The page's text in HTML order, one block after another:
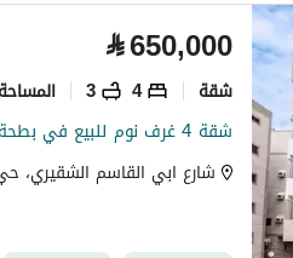
⃁650,000
شقة 4
3 المساحة
شقة 4 غرف نوم للبيع في بطحة قريش، مكة المكرمة
شارع ابي القاسم الشقيري،